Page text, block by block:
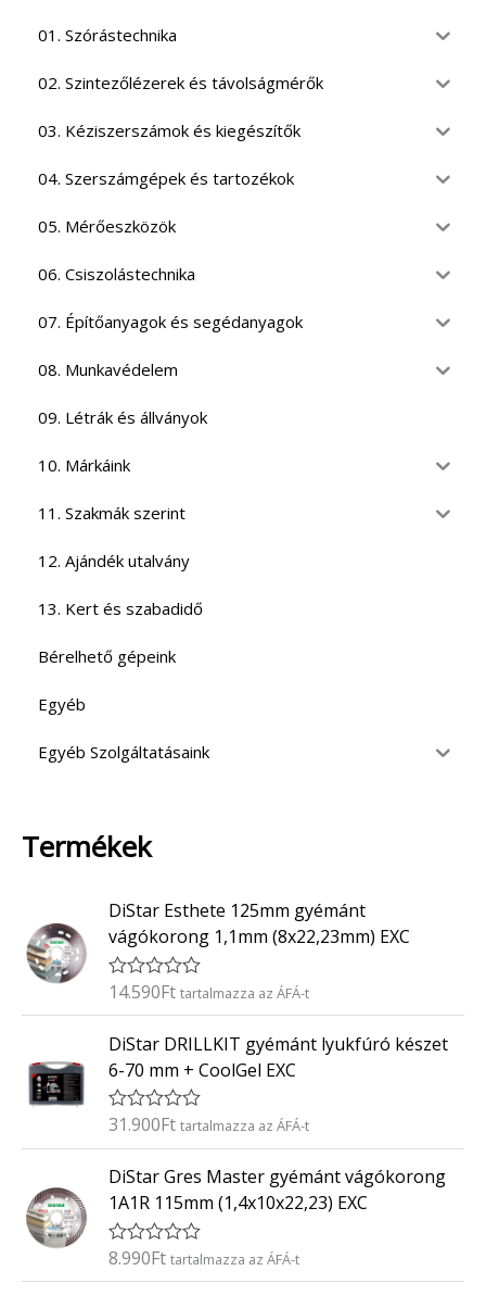
01. Szórástechnika
02. Szintezőlézerek és távolságmérők
03. Kéziszerszámok és kiegészítők
04. Szerszámgépek és tartozékok
05. Mérőeszközök
06. Csiszolástechnika
07. Építőanyagok és segédanyagok
08. Munkavédelem
09. Létrák és állványok
10. Márkáink
11. Szakmák szerint
12. Ajándék utalvány
13. Kert és szabadidő
Bérelhető gépeink
Egyéb
Egyéb Szolgáltatásaink
Termékek
DiStar Esthete 125mm gyémánt
vágókorong 1,1mm (8x22,23mm) EXC
É
é
k
e
l
s
:
/
5
14.590Ft tartalmazza az ÁFÁ-t
DiStar DRILLKIT gyémánt lyukfúró készet
6-70 mm + CoolGel EXC
É
é
k
e
l
é
s
:
31.900Ft tartalmazza az ÁFÁ-t
DiStar Gres Master gyémánt vágókorong
1A1R 115mm (1,4x10x22,23) EXC
É
8.990Ft tartalmazza az ÁFÁ-t